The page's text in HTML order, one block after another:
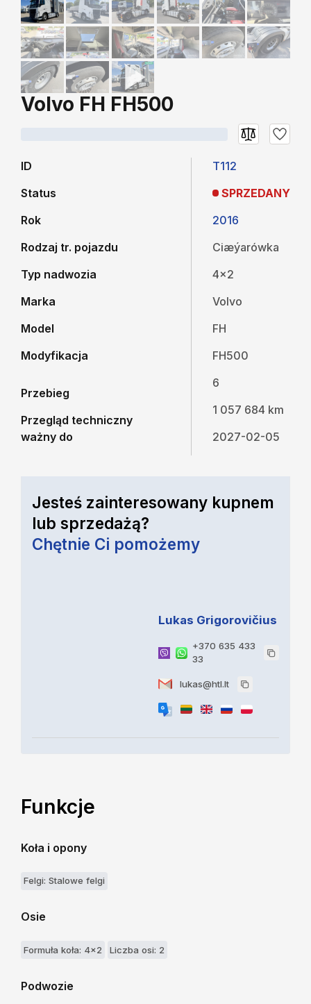
Volvo FH FH500
ID
Status
Rok
Rodzaj tr. pojazdu
Typ nadwozia
Marka
Model
Modyfikacja
Przebieg
Przegląd techniczny
ważny do
T112
SPRZEDANY
2016
Ciæýarówka
4x2
Volvo
FH
FH500
6
1 057 684 km
2027-02-05
Jesteś zainteresowany kupnem
lub sprzedażą?
Chętnie Ci pomożemy
Lukas Grigorovičius
+370 635 433
33
lukas@htl.lt
Funkcje
Koła i opony
Felgi: Stalowe felgi
Osie
Formuła koła: 4x2 Liczba osi: 2
Podwozie